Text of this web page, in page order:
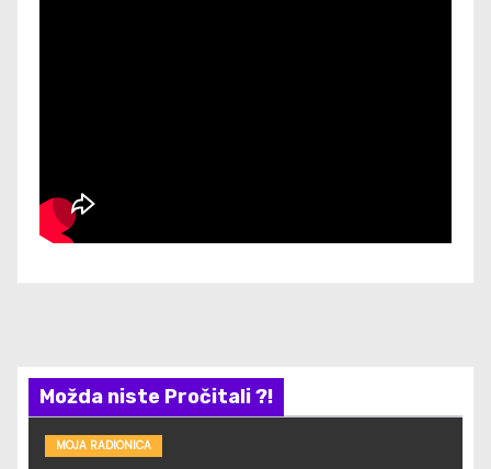
Možda niste Pročitali ?!
MOJA RADIONICA